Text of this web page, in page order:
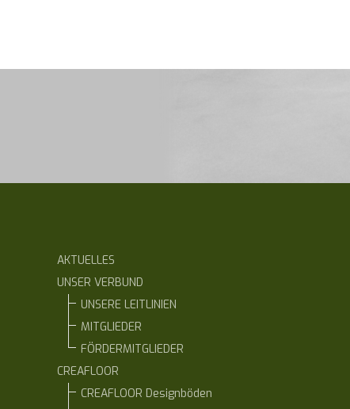
AKTUELLES
UNSER VERBUND
UNSERE LEITLINIEN
MITGLIEDER
FÖRDERMITGLIEDER
CREAFLOOR
CREAFLOOR Designböden